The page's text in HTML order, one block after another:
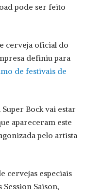
pode ser feito
cerveja oficial do
definiu para
de festivais de
Bock vai estar
apareceram este
pelo artista
cervejas especiais
Saison,